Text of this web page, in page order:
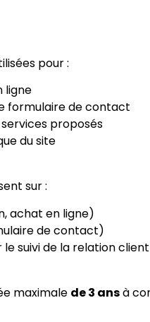
pour :
ligne
formulaire de contact
proposés
du site
sur :
achat en ligne)
de contact)
suivi de la relation client
maximale de 3 ansà